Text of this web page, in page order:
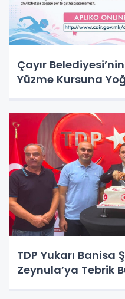
Çayır
Yüzme Kursuna
TDP Yukarı Banisa
Zeynula’ya Tebrik